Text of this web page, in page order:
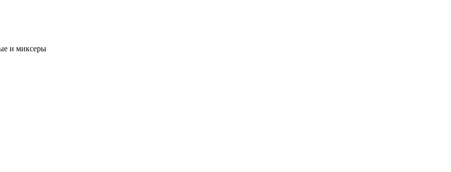
и миксеры